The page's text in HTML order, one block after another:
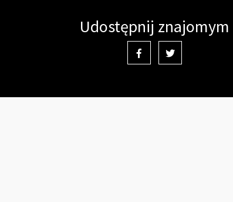
Udostępnij znajomym